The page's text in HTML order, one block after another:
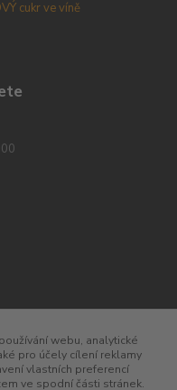
cukr ve víně
webu, analytické
pro účely cílení reklamy
vlastních preferencí
ve spodní části stránek.